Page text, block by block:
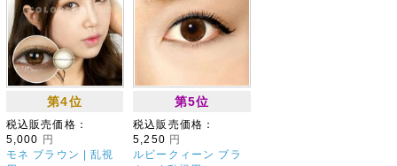
第4位
税込販売価格：
5,000
円
モネ ブラウン | 乱視
第5位
税込販売価格：
5,250 円
ルビークィーン ブラ